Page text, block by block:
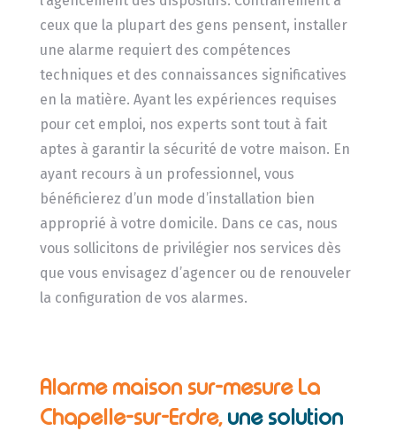
ceux que la plupart des gens pensent, installer
une alarme requiert des compétences
techniques et des connaissances significatives
en la matière. Ayant les expériences requises
pour cet emploi, nos experts sont tout à fait
aptes à garantir la sécurité de votre maison. En
ayant recours à un professionnel, vous
bénéficierez d’un mode d’installation bien
approprié à votre domicile. Dans ce cas, nous
vous sollicitons de privilégier nos services dès
que vous envisagez d’agencer ou de renouveler
la configuration de vos alarmes.
Alarme maison sur-mesure La
Chapelle-sur-Erdre, une solution